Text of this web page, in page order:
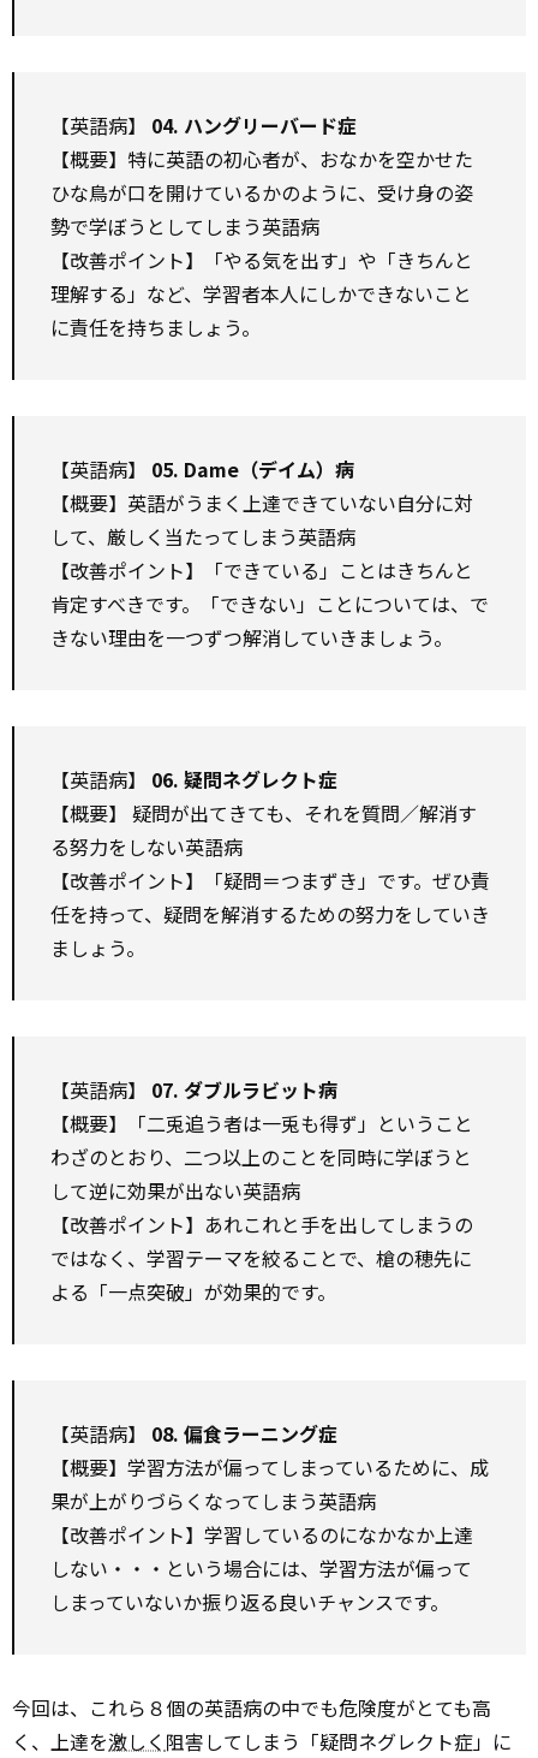
【英語病】
04. ハングリーバード症
【概要】特に英語の初心者が、おなかを空かせた
ひな鳥が口を開けているかのように、受け身の姿
勢で学ぼうとしてしまう英語病
【改善ポイント】「やる気を出す」や「きちんと
理解する」など、学習者本人にしかできないこと
に責任を持ちましょう。
【英語病】
05. Dame（デイム）病
【概要】英語がうまく上達できていない自分に対
して、厳しく当たってしまう英語病
【改善ポイント】「できている」ことはきちんと
肯定すべきです。「できない」ことについては、で
きない理由を一つずつ解消していきましょう。
【英語病】
06. 疑問ネグレクト症
【概要】 疑問が出てきても、それを質問／解消す
る努力をしない英語病
【改善ポイント】「疑問＝つまずき」です。ぜひ責
任を持って、疑問を解消するための努力をしていき
ましょう。
【英語病】
07. ダブルラビット病
【概要】「二兎追う者は一兎も得ず」ということ
わざのとおり、二つ以上のことを同時に学ぼうと
して逆に効果が出ない英語病
【改善ポイント】あれこれと手を出してしまうの
ではなく、学習テーマを絞ることで、槍の穂先に
よる「一点突破」が効果的です。
【英語病】
08. 偏食ラーニング症
【概要】学習方法が偏ってしまっているために、成
果が上がりづらくなってしまう英語病
【改善ポイント】学習しているのになかなか上達
しない・・・という場合には、学習方法が偏って
しまっていないか振り返る良いチャンスです。
今回は、これら８個の英語病の中でも危険度がとても高
く、上達を激しく 阻害してしまう「疑問ネグレクト症」に